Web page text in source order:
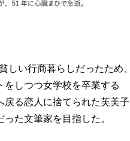
い行商暮らしだったため、
しつつ女学校を卒業する
戻る恋人に捨てられた芙美子
た文筆家を目指した。